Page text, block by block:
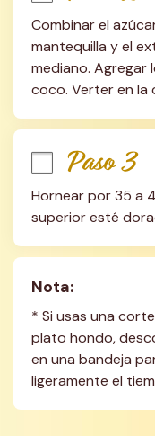
Combinar el
mantequilla y el
mediano. Agregar
coco. Verter en la
Paso 3
Hornear por 35 a
superior esté
Nota:
* Si usas una
plato hondo,
en una bandeja
ligeramente el